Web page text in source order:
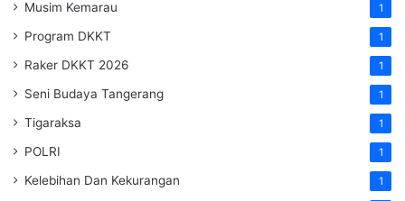
Musim Kemarau 1
Program DKKT 1
Raker DKKT 2026 1
Seni Budaya Tangerang 1
Tigaraksa 1
POLRI 1
Kelebihan Dan Kekurangan 1